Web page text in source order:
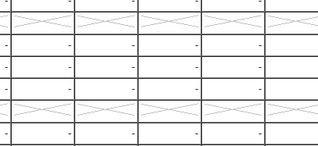
- - - -
-
- - - -
-
- - - -
-
- - - -
-